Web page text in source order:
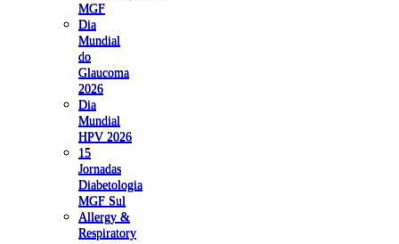
MGF
Dia
Mundial
do
Glaucoma
2026
Dia
Mundial
HPV 2026
15
Jornadas
Diabetologia
MGF Sul
Allergy &
Respiratory